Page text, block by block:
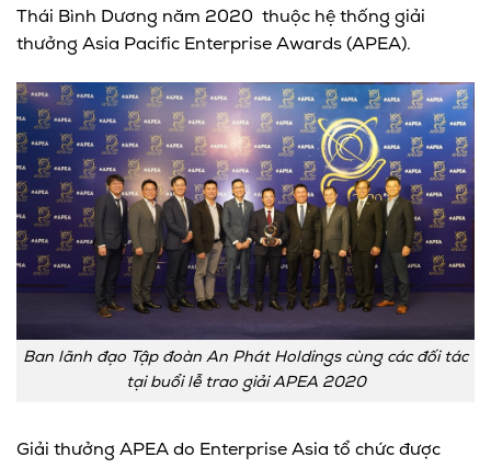
Thái Bình Dương năm 2020 thuộc hệ thống giải
thưởng Asia Pacific Enterprise Awards (APEA).
Ban lãnh đạo Tập đoàn An Phát Holdings cùng các đối tác
tại buổi lễ trao giải APEA 2020
Giải thưởng APEA do Enterprise Asia tổ chức được